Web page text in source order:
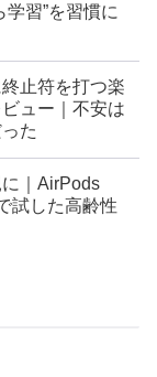
習”を習慣に
終止符を打つ楽
ュー｜不安は
た
｜AirPods
試した高齢性